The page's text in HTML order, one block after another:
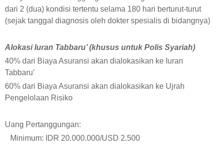
dari 2 (dua) kondisi tertentu selama 180 hari berturut-turut
(sejak tanggal diagnosis oleh dokter spesialis di bidangnya)
Alokasi Iuran Tabbaru’ (khusus untuk Polis Syariah)
40% dari Biaya Asuransi akan dialokasikan ke Iuran
Tabbaru’
60% dari Biaya Asuransi akan dialokasikan ke Ujrah
Pengelolaan Risiko
Uang Pertanggungan:
Minimum: IDR 20.000.000/USD 2.500